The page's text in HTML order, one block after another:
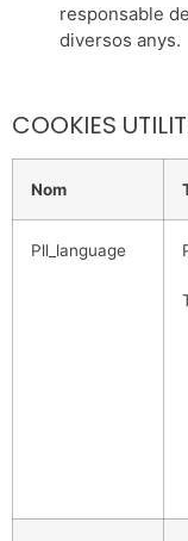
responsable
diversos anys.
COOKIES
Nom
Pll_language